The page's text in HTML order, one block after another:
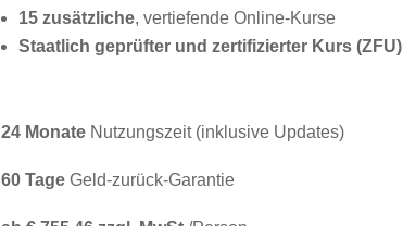
15 zusätzliche, vertiefende Online-Kurse
Staatlich geprüfter und zertifizierter Kurs (ZFU)
24 MonateNutzungszeit (inklusive Updates)
60 TageGeld-zurück-Garantie